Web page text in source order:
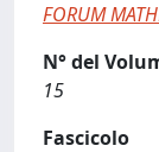
FORUM
N° del
15
Fascicolo